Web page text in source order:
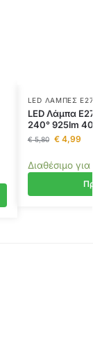
LED ΛΆΜΠΕΣ
LED Λάμπα
240° 925lm
€5,80 €4,99
Διαθέσιμο